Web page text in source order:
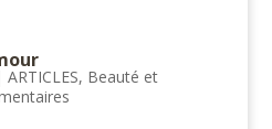
ARTICLES, Beauté et